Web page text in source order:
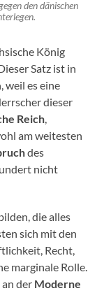
den dänischen
König
Satz ist in
weil es eine
dieser
Reich,
am weitesten
des
nicht
die alles
sich mit den
Recht,
marginale Rolle.
der Moderne